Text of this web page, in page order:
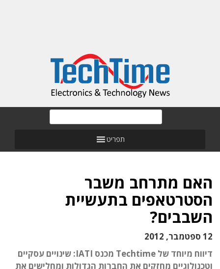
תפריט
האם מתרחב משבר
הסטרטאפים בתעשיית
השבבים?
12 ספטמבר, 2012
דיווח מיוחד של Techtime מכנס IATI: שינויים עסקיים
וטכנולוגיים מחזקים את החברות הגדולות ומחלישים את